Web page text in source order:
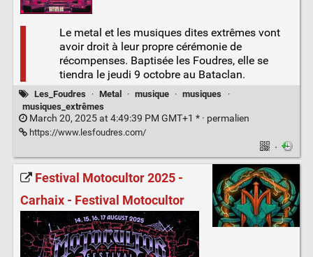
Le metal et les musiques dites extrêmes vont
avoir droit à leur propre cérémonie de
récompenses. Baptisée les Foudres, elle se
tiendra le jeudi 9 octobre au Bataclan.
Les_Foudres · Metal · musique · musiques
·
musiques_extrêmes
March 20, 2025 at 4:49:39 PM GMT+1 * · permalien
https://www.lesfoudres.com/
·
Festival Motocultor 2025 -
Carhaix - Festival Motocultor